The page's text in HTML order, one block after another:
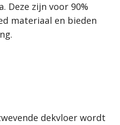
Deze zijn voor 90%
materiaal en bieden
dekvloer wordt